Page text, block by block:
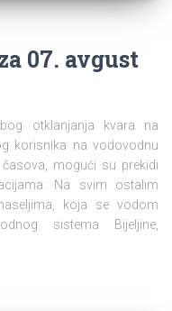
07. avgust
otklanjanja kvara na
korisnika na vodovodnu
mogući su prekidi
Na svim ostalim
koja se vodom
sistema Bijeljine,